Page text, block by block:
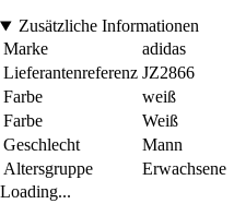
Zusätzliche Informationen
Marke
adidas
Lieferantenreferenz JZ2866
Farbe
weiß
Farbe
Weiß
Geschlecht
Mann
Altersgruppe
Erwachsene
Loading...